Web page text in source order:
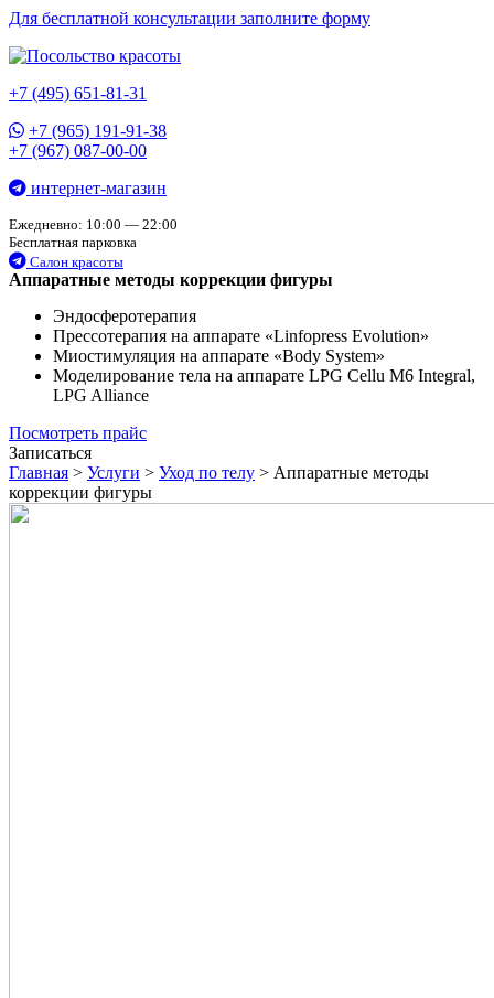
Для бесплатной консультации заполните форму
+7 (495) 651-81-31
+7 (965) 191-91-38
+7 (967) 087-00-00
интернет-магазин
Ежедневно: 10:00 — 22:00
Бесплатная парковка
Салон красоты
Аппаратные методы коррекции фигуры
Эндосферотерапия
Прессотерапия на аппарате «Linfopress Evolution»
Миостимуляция на аппарате «Body System»
Моделирование тела на аппарате LPG Cellu M6 Integral,
LPG Alliance
Посмотреть прайс
Записаться
Главная > Услуги > Уход по телу > Аппаратные методы
коррекции фигуры